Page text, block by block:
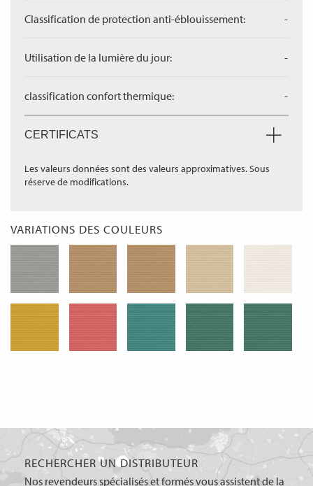
Classification de protection anti-éblouissement: -
Utilisation de la lumière du jour: -
classification confort thermique: -
CERTIFICATS
Les valeurs données sont des valeurs approximatives. Sous
réserve de modifications.
VARIATIONS DES COULEURS
RECHERCHER UN DISTRIBUTEUR
Nos revendeurs spécialisés et formés vous assistent de la